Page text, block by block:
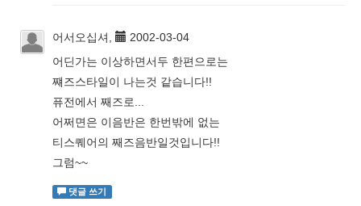
어서오십셔,
2002-03-04
어딘가는 이상하면서두 한편으로는
쨰즈스타일이 나는것 같습니다!!
퓨전에서 째즈로...
어쩌면은 이음반은 한번밖에 없는
티스퀘어의 째즈음반일것입니다!!
그럼~~
댓글 쓰기